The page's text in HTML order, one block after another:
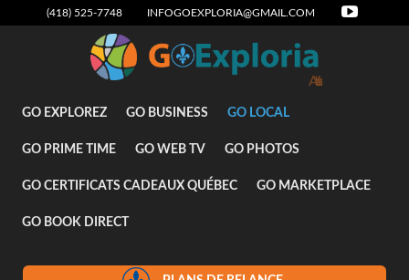
(418) 525-7748 INFOGOEXPLORIA@GMAIL.COM
Attraits
GO EXPLOREZ GO BUSINESS GO LOCAL
GO PRIME TIME GO WEB TV GO PHOTOS
GO CERTIFICATS CADEAUX QUÉBEC GO MARKETPLACE
GO BOOK DIRECT